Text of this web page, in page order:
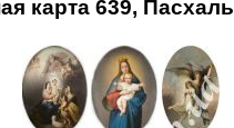
карта 639,